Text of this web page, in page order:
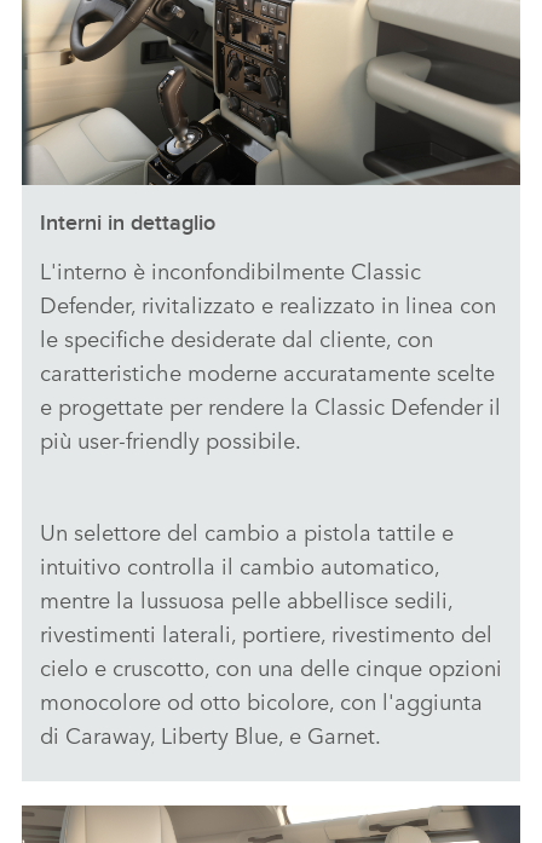
CLASSIC DEFENDER V8 BY WORKS BESPOKE - IMMAGINI
SCARICARE
Interni in dettaglio
L'interno è inconfondibilmente Classic
Defender, rivitalizzato e realizzato in linea con
le specifiche desiderate dal cliente, con
caratteristiche moderne accuratamente scelte
e progettate per rendere la Classic Defender il
più user‑friendly possibile.
Un selettore del cambio a pistola tattile e
intuitivo controlla il cambio automatico,
mentre la lussuosa pelle abbellisce sedili,
rivestimenti laterali, portiere, rivestimento del
cielo e cruscotto, con una delle cinque opzioni
monocolore od otto bicolore, con l'aggiunta
di Caraway, Liberty Blue, e Garnet.